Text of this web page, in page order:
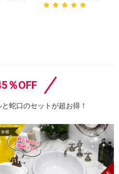
％OFF
蛇口のセットが超お得！